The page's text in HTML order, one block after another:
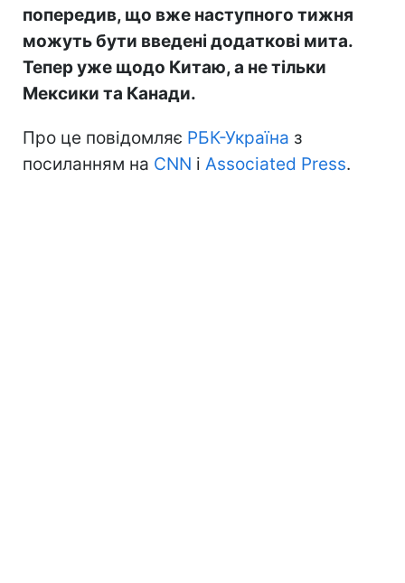
попередив, що вже наступного тижня
можуть бути введені додаткові мита.
Тепер уже щодо Китаю, а не тільки
Мексики та Канади.
Про це повідомляє РБК-Україна з
посиланням на CNN і Associated Press.